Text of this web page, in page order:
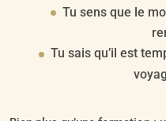
Tu sens que le
Tu sais qu’il est